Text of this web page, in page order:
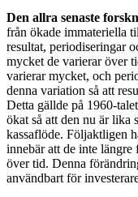
Den allra senaste
från ökade immateriella
resultat, periodiseringar
mycket de varierar över
varierar mycket, och
denna variation så att
Detta gällde på 1960-
ökat så att den nu är lika
kassaflöde. Följaktligen
innebär att de inte
över tid. Denna
användbart för